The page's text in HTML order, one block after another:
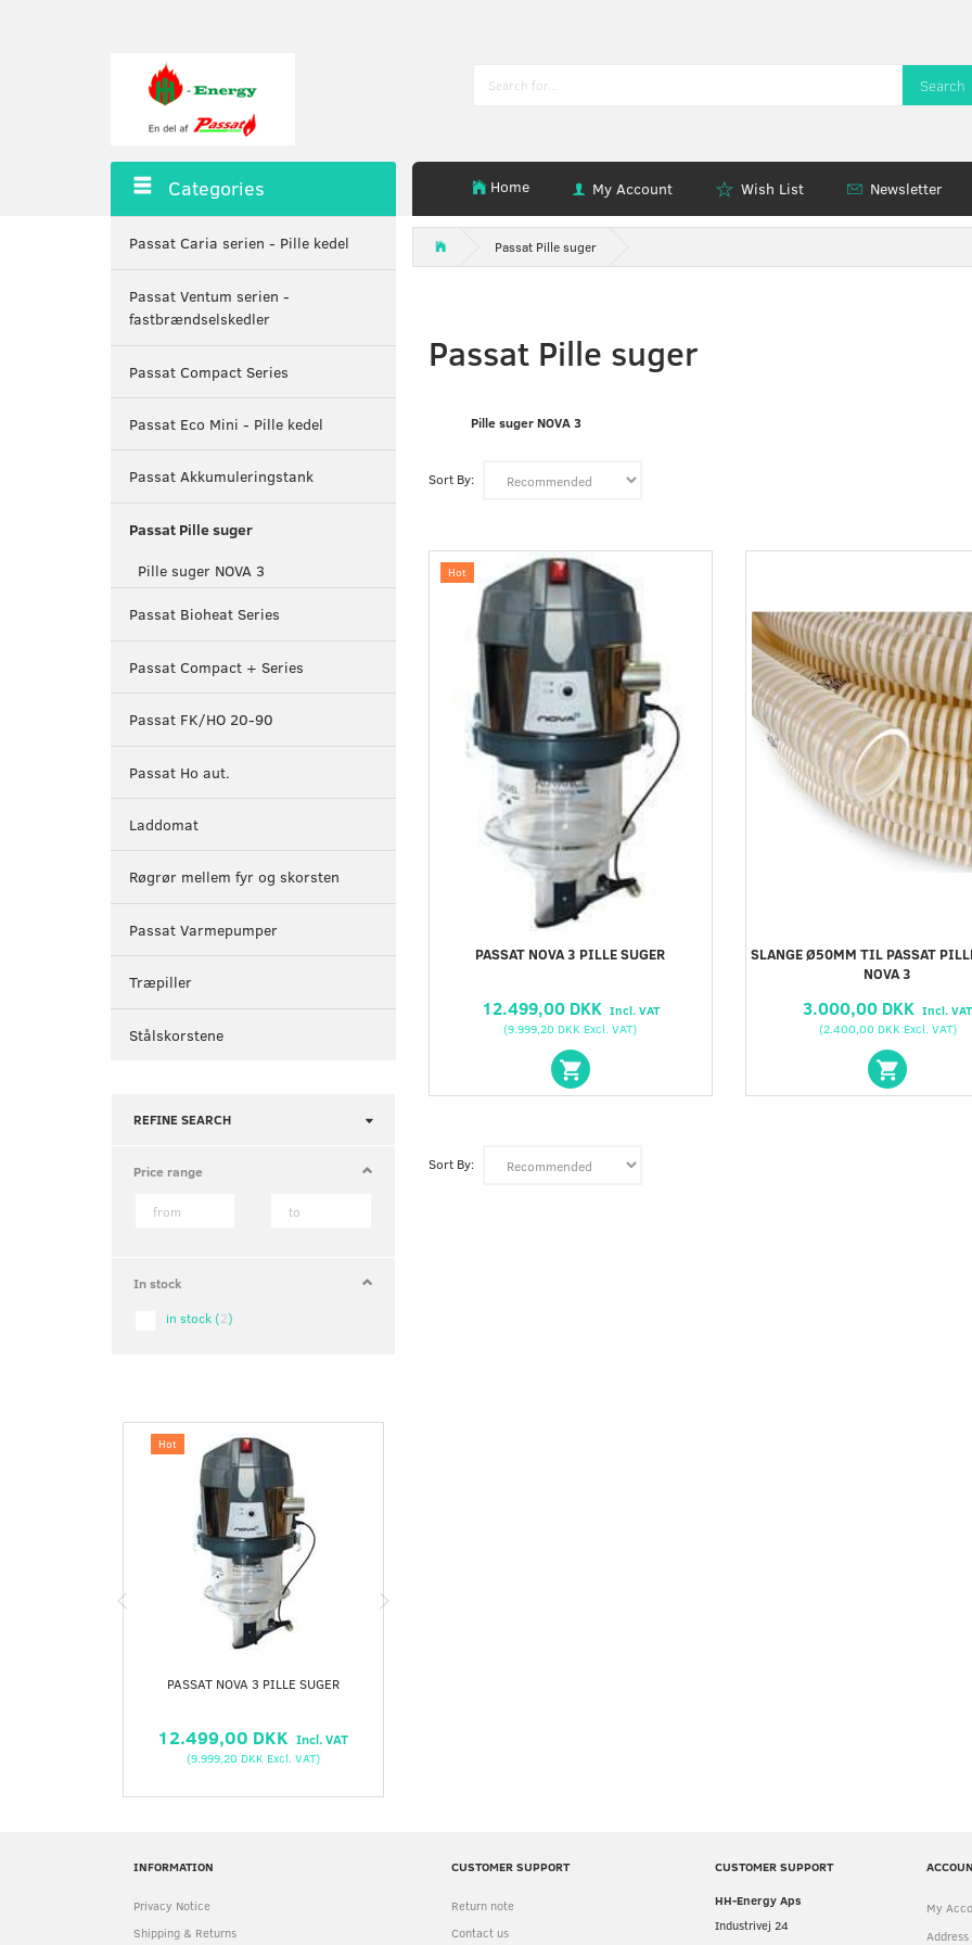
Search
Home My Account Wish List Newsletter
Categories
Passat Caria serien - Pille kedel
Passat Ventum serien -
fastbrændselskedler
Passat Compact Series
Passat Eco Mini - Pille kedel
Passat Akkumuleringstank
Passat Pille suger
Pille suger NOVA 3
Passat Bioheat Series
Passat Compact + Series
Passat FK/HO 20-90
Passat Ho aut.
Laddomat
Røgrør mellem fyr og skorsten
Passat Varmepumper
Træpiller
Stålskorstene
REFINE SEARCH
Price range
In stock
in stock (2)
Hot
PASSAT NOVA 3 PILLE SUGER
12.499,00 DKK Incl. VAT
(9.999,20 DKKExcl. VAT)
Passat Pille suger
Passat Pille suger
Pille suger NOVA 3
Sort By:
Hot
PASSAT NOVA 3 PILLE SUGER
12.499,00 DKK Incl. VAT
(9.999,20 DKK Excl. VAT)
SLANGE Ø50MM TIL PASSAT
NOVA 3
3.000,00 DKK Incl. VAT
(2.400,00 DKKExcl. VAT)
Sort By:
INFORMATION
Privacy Notice
Shipping & Returns
CUSTOMER SUPPORT
Return note
Contact us
CUSTOMER SUPPORT
HH-Energy Aps
Industrivej 24
My